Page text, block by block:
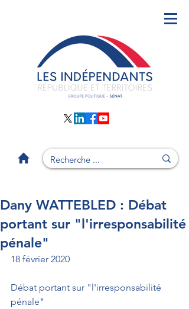
Dany WATTEBLED : Débat
portant sur "l'irresponsabilité
pénale"
18 février 2020
Débat portant sur "l'irresponsabilité
pénale"